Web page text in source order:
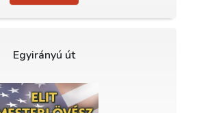
Egyirányú út